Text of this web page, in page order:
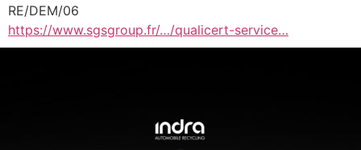
RE/DEM/06
https://www.sgsgroup.fr/…/qualicert-service…